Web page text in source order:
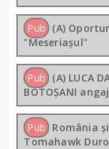
Pub (A)
"Meseriașul"
Pub (A) LUCA
BOTOȘANI
Pub România
Tomahawk